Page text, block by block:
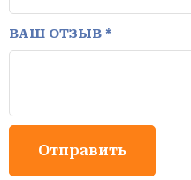
ВАШ ОТЗЫВ *